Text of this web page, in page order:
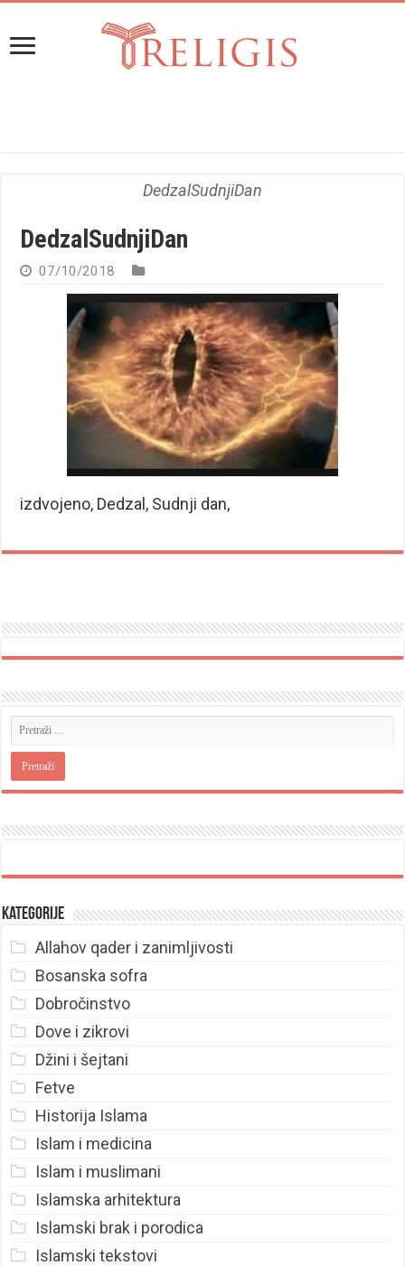
DedzalSudnjiDan
DedzalSudnjiDan
07/10/2018
izdvojeno, Dedzal, Sudnji dan,
Kategorije
Allahov qader i zanimljivosti
Bosanska sofra
Dobročinstvo
Dove i zikrovi
Džini i šejtani
Fetve
Historija Islama
Islam i medicina
Islam i muslimani
Islamska arhitektura
Islamski brak i porodica
Islamski tekstovi